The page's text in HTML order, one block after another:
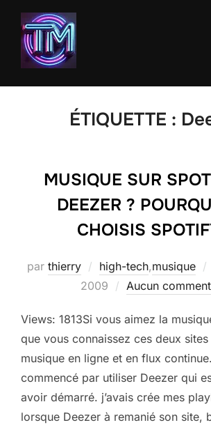
Aller
contenu
ÉTIQUETTE :
MUSIQUE SUR
DEEZER ?
CHOISIS
par thierry high-tech,musique
2009
Aucun
Views: 1813Si vous aimez la
que vous connaissez ces deux
musique en ligne et en flux continue.
commencé par utiliser Deezer qui
avoir démarré. j’avais crée mes
lorsque Deezer à remanié son site,